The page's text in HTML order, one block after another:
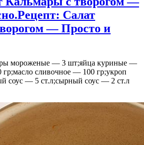
Рецепт: Салат
— Просто и
мороженые — 3 шт;яйца куриные —
сливочное — 100 гр;укроп
соус — 5 ст.л;сырный соус — 2 ст.л